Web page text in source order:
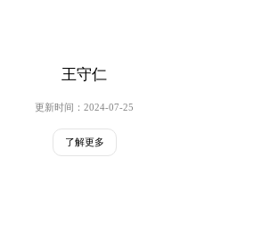
王守仁
更新时间：2024-07-25
了解更多